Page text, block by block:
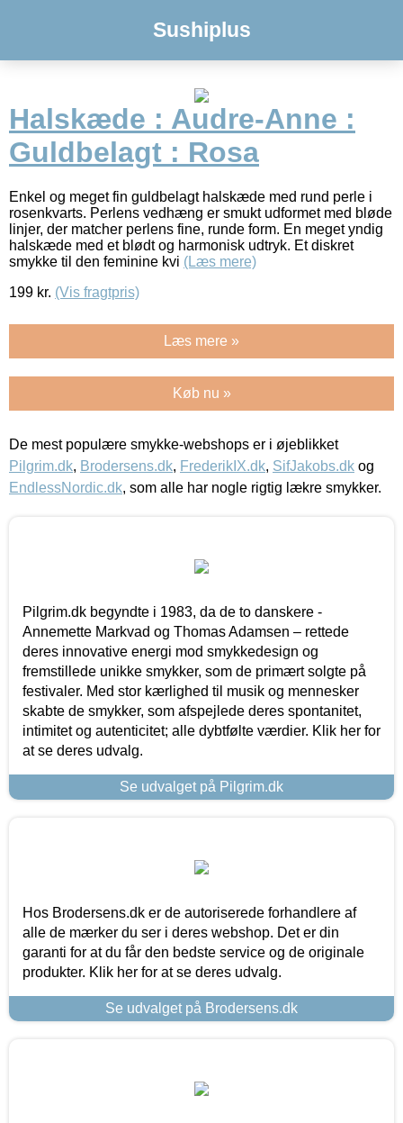
Sushiplus
Halskæde : Audre-Anne :
Guldbelagt : Rosa
Enkel og meget fin guldbelagt halskæde med rund perle i
rosenkvarts. Perlens vedhæng er smukt udformet med bløde
linjer, der matcher perlens fine, runde form. En meget yndig
halskæde med et blødt og harmonisk udtryk. Et diskret
smykke til den feminine kvi (Læs mere)
199 kr. (Vis fragtpris)
Læs mere »
Køb nu »
De mest populære smykke-webshops er i øjeblikket
Pilgrim.dk, Brodersens.dk, FrederikIX.dk, SifJakobs.dk og
EndlessNordic.dk, som alle har nogle rigtig lækre smykker.
Pilgrim.dk begyndte i 1983, da de to danskere -
Annemette Markvad og Thomas Adamsen – rettede
deres innovative energi mod smykkedesign og
fremstillede unikke smykker, som de primært solgte på
festivaler. Med stor kærlighed til musik og mennesker
skabte de smykker, som afspejlede deres spontanitet,
intimitet og autenticitet; alle dybtfølte værdier. Klik her for
at se deres udvalg.
Se udvalget på Pilgrim.dk
Hos Brodersens.dk er de autoriserede forhandlere af
alle de mærker du ser i deres webshop. Det er din
garanti for at du får den bedste service og de originale
produkter. Klik her for at se deres udvalg.
Se udvalget på Brodersens.dk